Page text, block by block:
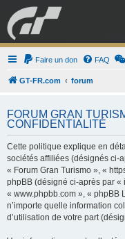
GRAN
ESPORT
Faire un don FAQ
GT-FR.com forum
FORUM GRAN
CONFIDENTIALITÉ
Cette politique explique en
sociétés affiliées (désignés ci-
« Forum Gran Turismo », «
phpBB (désigné ci-après par «
« www.phpbb.com », « phpBB
n’importe quelle information
d’utilisation de votre part